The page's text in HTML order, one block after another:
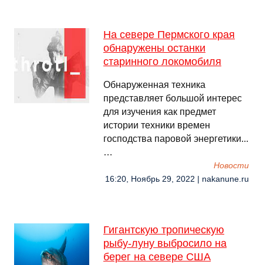
На севере Пермского края
обнаружены останки
старинного локомобиля
Обнаруженная техника
представляет большой интерес
для изучения как предмет
истории техники времен
господства паровой энергетики...
…
Новости
16:20, Ноябрь 29, 2022 | nakanune.ru
Гигантскую тропическую
рыбу-луну выбросило на
берег на севере США